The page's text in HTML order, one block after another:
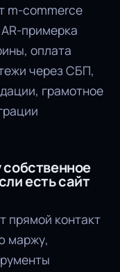
m-commerce
примерка
оплата
через СБП,
грамотное
есть сайт
прямой контакт
маржу,